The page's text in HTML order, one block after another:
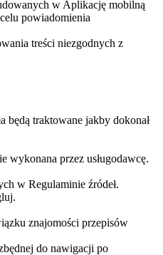
w Aplikację mobilną
powiadomienia
treści niezgodnych z
traktowane jakby dokonał
wykonana przez usługodawcę.
w Regulaminie źródeł.
znajomości przepisów
do nawigacji po